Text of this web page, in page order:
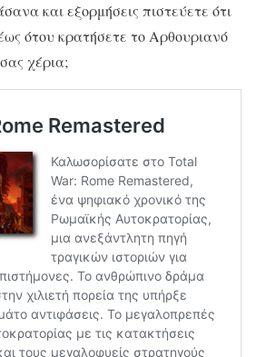
και εξορμήσεις πιστεύετε ότι
ότου κρατήσετε το Αρθουριανό
χέρια;